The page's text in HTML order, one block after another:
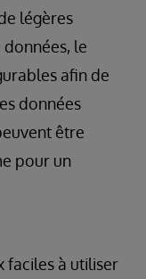
légères
le
afin de
données
être
pour un
faciles à utiliser